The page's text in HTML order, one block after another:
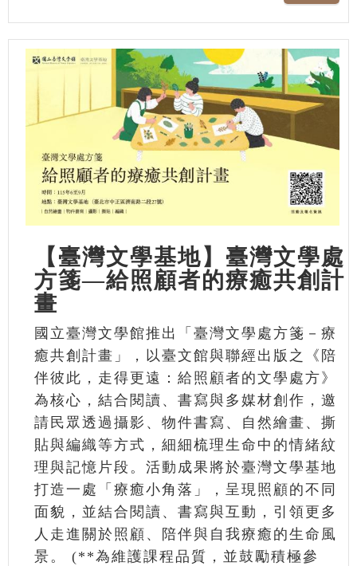
【臺灣文學基地】臺灣文學處
方箋—給照顧者的療癒共創計
畫
國立臺灣文學館推出「臺灣文學處方箋－療
癒共創計畫」，以臺文館與聯經出版之《陪
伴彼此，走得更遠：給照顧者的文學處方》
為核心，結合閱讀、書寫與多媒材創作，邀
請民眾透過攝影、物件書寫、自然繪畫、撕
貼與編織等方式，細細梳理生命中的情緒紋
理與記憶片段。活動成果將於臺灣文學基地
打造一處「療癒小角落」，呈現照顧的不同
面貌，並結合閱讀、書寫與互動，引領更多
人走進關於照顧、陪伴與自我療癒的生命風
景。 (**為維護課程品質，並鼓勵積極參